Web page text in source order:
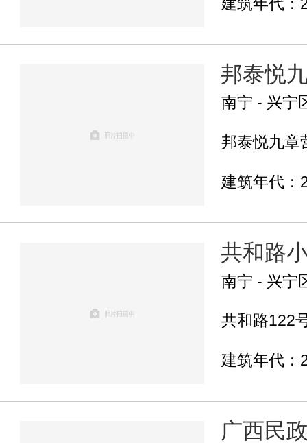
邦泰悦
南宁 - 兴宁
邦泰悦九章
建筑年代：
共和路
南宁 - 兴宁
共和路122
建筑年代：
广西民